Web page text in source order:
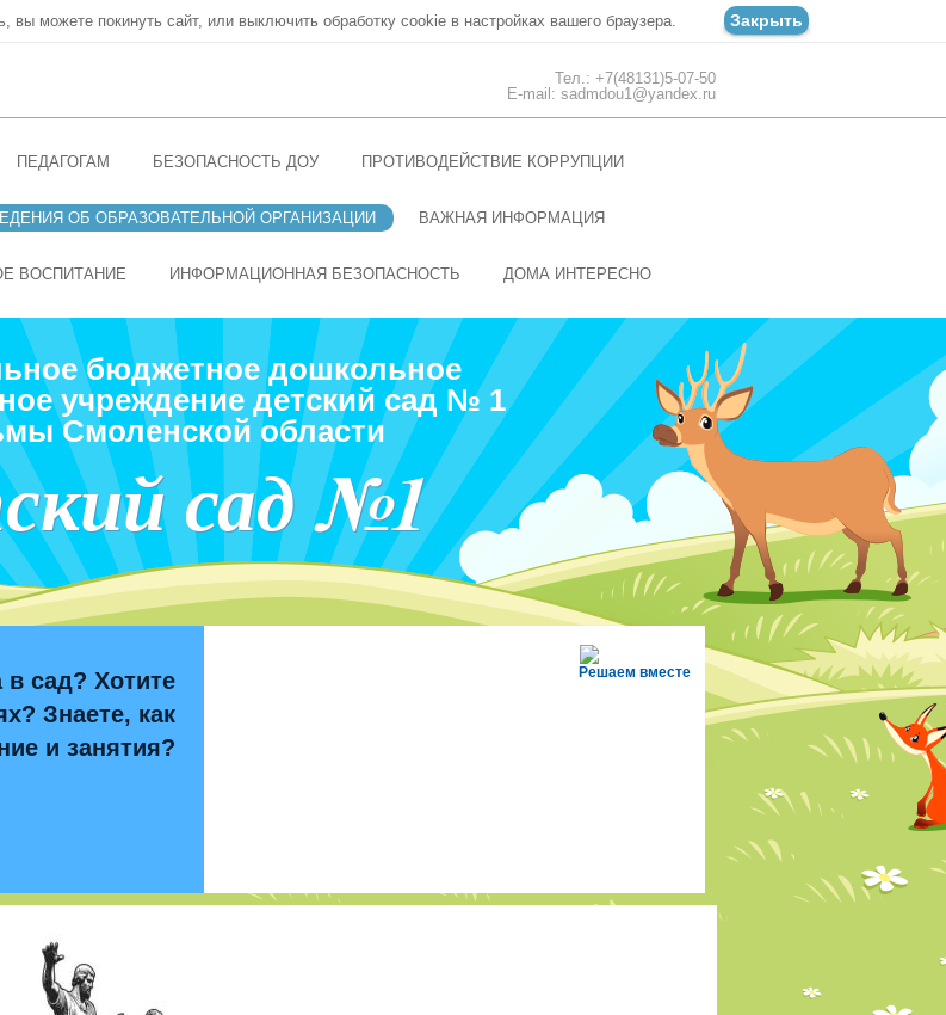
можете покинуть сайт, или выключить обработку cookie в настройках вашего браузера. Закрыть
Тел.: +7(48131)5-07-50
E-mail: sadmdou1@yandex.ru
ПЕДАГОГАМ БЕЗОПАСНОСТЬ ДОУ ПРОТИВОДЕЙСТВИЕ КОРРУПЦИИ
ОБ ОБРАЗОВАТЕЛЬНОЙ ОРГАНИЗАЦИИ ВАЖНАЯ ИНФОРМАЦИЯ
ВОСПИТАНИЕ ИНФОРМАЦИОННАЯ БЕЗОПАСНОСТЬ ДОМА ИНТЕРЕСНО
бюджетное дошкольное
учреждение детский сад № 1
Смоленской области
сад №1
Решаем вместе
в сад? Хотите
Знаете, как
и занятия?